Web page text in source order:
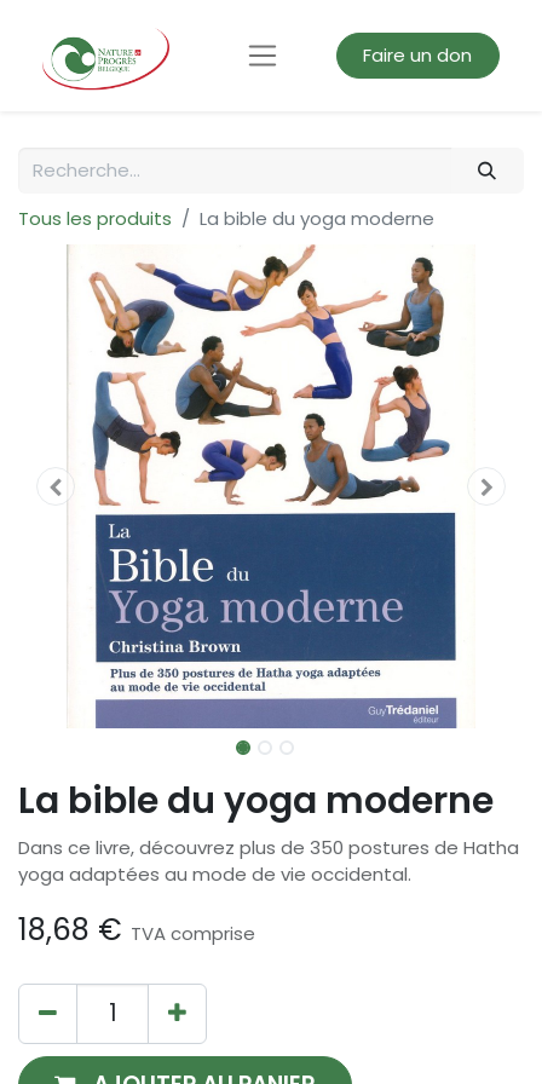
Faire un don
Tous les produits La bible du yoga moderne
La bible du yoga moderne
Dans ce livre, découvrez plus de 350 postures de Hatha
yoga adaptées au mode de vie occidental.
18,68 € TVA comprise